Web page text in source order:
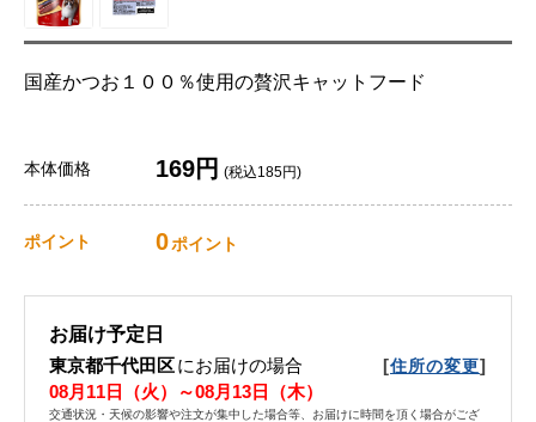
国産かつお１００％使用の贅沢キャットフード
本体価格 169円 (税込185円)
ポイント 0ポイント
お届け予定日
東京都千代田区にお届けの場合 [住所の変更]
08月11日（火）～08月13日（木）
交通状況・天候の影響や注文が集中した場合等、お届けに時間を頂く場合がござ